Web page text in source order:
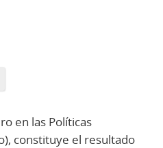
en las Políticas
constituye el resultado